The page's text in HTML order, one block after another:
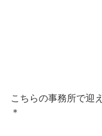
こちらの事務所で迎
＊